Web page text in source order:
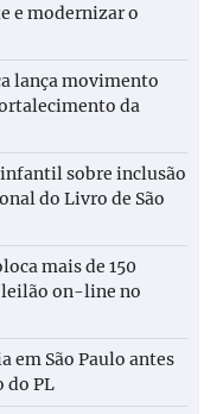
e modernizar o
lança movimento
da
sobre inclusão
do Livro de São
mais de 150
leilão on-line no
em São Paulo antes
do PL